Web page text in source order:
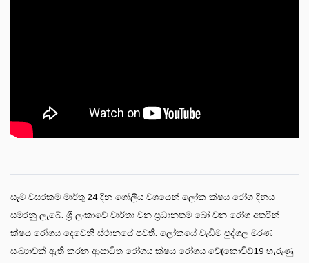
සෑම වසරකම මාර්තු 24 දින ගෝලීය වශයෙන් ලෝක ක්ෂය රෝග දිනය
සමරනු ලැබේ. ශ්‍රී ලංකාවේ වාර්තා වන ප්‍රධානතම බෝ වන රෝග අතරින්
ක්ෂය රෝගය දෙවෙනි ස්ථානයේ පවතී. ලෝකයේ වැඩිම පුද්ගල මරණ
සංඛ්‍යාවක් ඇති කරන ආසාධිත රෝගය ක්ෂය රෝගය වේ(කොවිඩ්19 හැරුණු